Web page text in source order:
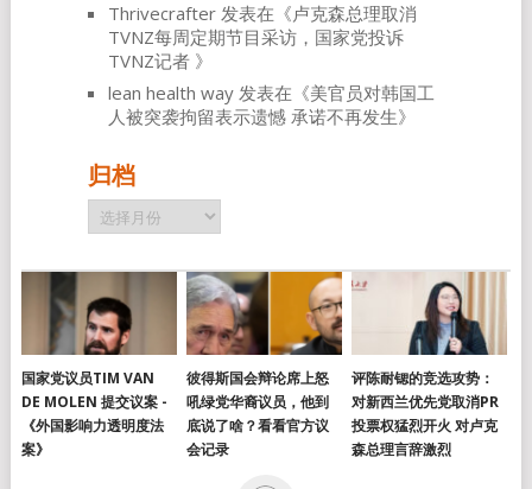
Thrivecrafter发表在《卢克森总理取消
TVNZ每周定期节目采访，国家党投诉
TVNZ记者 》
lean health way发表在《美官员对韩国工
人被突袭拘留表示遗憾 承诺不再发生》
归档
归
档
国家党议员TIM VAN
DE MOLEN 提交议案 -
《外国影响力透明度法
案》
彼得斯国会辩论席上怒
吼绿党华裔议员，他到
底说了啥？看看官方议
会记录
评陈耐锶的竞选攻势：
对新西兰优先党取消PR
投票权猛烈开火 对卢克
森总理言辞激烈